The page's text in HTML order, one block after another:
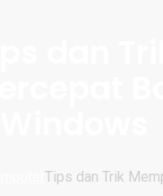
Tips dan Trik